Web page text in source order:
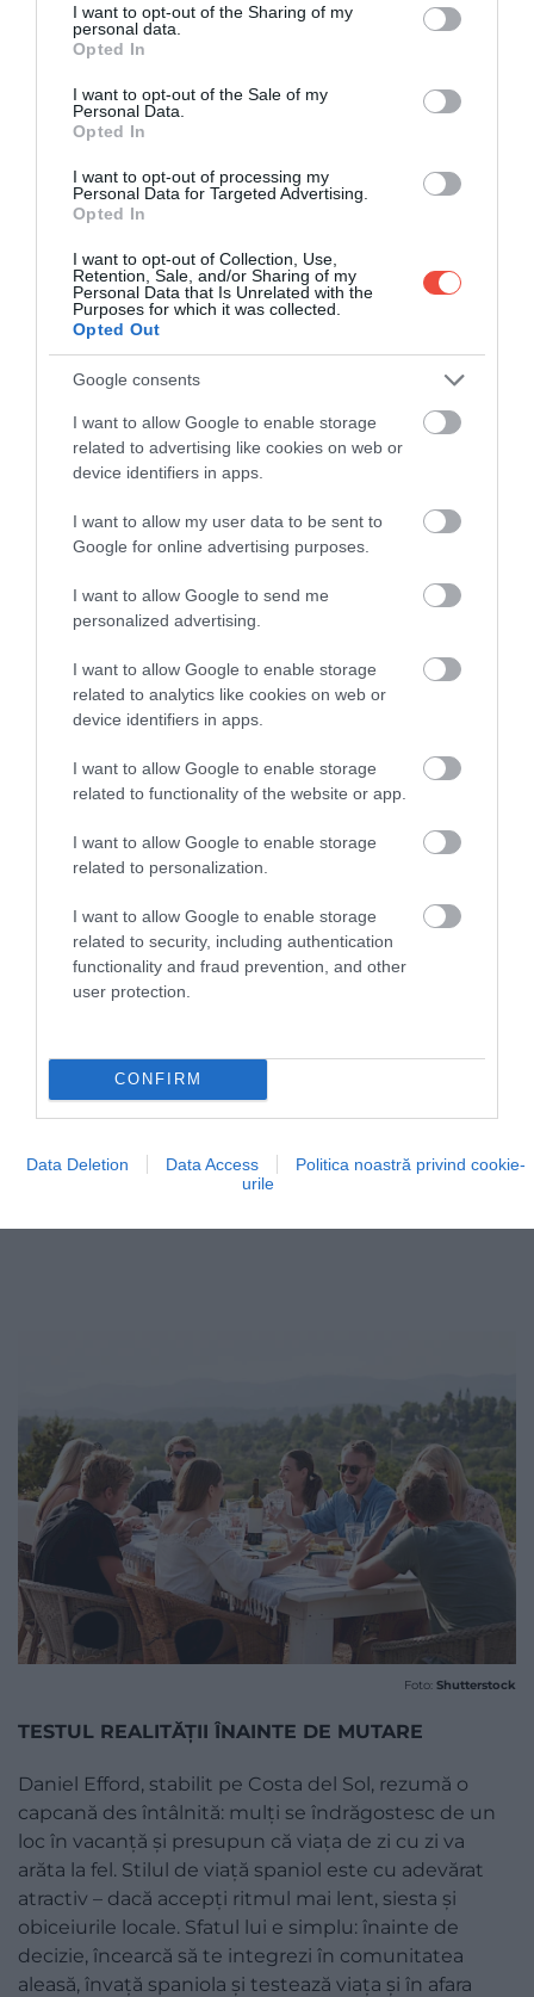
not limited to your visit or usage behaviour. You may click to
grant or deny consent to Google and its third-party tags to
use your data for below specified purposes in below Google
consent section.
I want to opt-out of the Sharing of my
personal data.
Opted In
I want to opt-out of the Sale of my
Personal Data.
Opted In
I want to opt-out of processing my
Personal Data for Targeted Advertising.
Opted In
I want to opt-out of Collection, Use,
Retention, Sale, and/or Sharing of my
Personal Data that Is Unrelated with the
Purposes for which it was collected.
Opted Out
Google consents
I want to allow Google to enable storage
related to advertising like cookies on web or
device identifiers in apps.
I want to allow my user data to be sent to
Google for online advertising purposes.
I want to allow Google to send me
personalized advertising.
I want to allow Google to enable storage
related to analytics like cookies on web or
device identifiers in apps.
I want to allow Google to enable storage
related to functionality of the website or app.
I want to allow Google to enable storage
related to personalization.
I want to allow Google to enable storage
related to security, including authentication
functionality and fraud prevention, and other
user protection.
CONFIRM
Data Deletion Data Access
Politica noastră privind cookie-
urile
CALITATEA VIEȚII ÎN LOCALITĂȚILE MICI
Între soarele sudic, munți și livezi de măslini, zilele
curg altfel decât în „jungla de beton” a capitalei. În
târgurile și piețele locale încă se negociază, oamenii
se cunosc între ei, iar „menú del día” – prânz în trei
în jur de 12 euro.
PARTEA MAI PUȚIN PLĂCUTĂ
Mutarea în mediul rural vine cu transport public mai
rar, internet de calitate inegală – nu peste tot de
mare viteză – și o ofertă mai limitată de școli
internaționale. Pentru cei deschiși la stilul de viață
Foto: Shutterstock
TESTUL REALITĂȚII ÎNAINTE DE MUTARE
Daniel Efford, stabilit pe Costa del Sol, rezumă o
capcană des întâlnită: mulți se îndrăgostesc de un
loc în vacanță și presupun că viața de zi cu zi va
arăta la fel. Stilul de viață spaniol este cu adevărat
atractiv – dacă accepți ritmul mai lent, siesta și
obiceiurile locale. Sfatul lui e simplu: înainte de
decizie, încearcă să te integrezi în comunitatea
aleasă, învață spaniola și testează viața și în afara